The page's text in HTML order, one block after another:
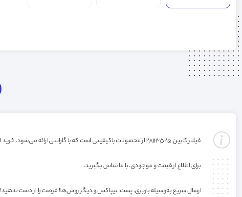
فیلتر کابین 28113525 از محصولات باکیفیتی است که با گارانتی ارائه می‌شود. خرید این فیلتر به صورت عمده یا کارتنی شامل تخفیف ویژه فروشگاه می‌باشد.
برای اطلاع از قیمت و موجودی، با ما تماس بگیرید.
ارسال سریع به‌وسیله باربری، پست، تیپاکس و دیگر روش‌ها! فرصت را از دست ندهید!